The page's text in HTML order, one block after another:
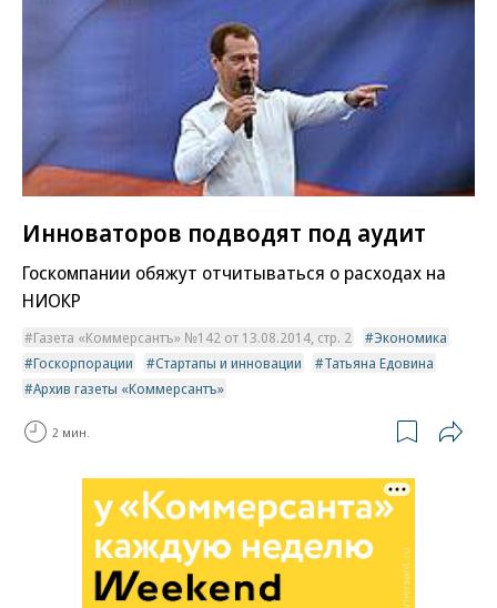
Инноваторов подводят под аудит
Госкомпании обяжут отчитываться о расходах на
НИОКР
Газета «Коммерсантъ» №142 от 13.08.2014, стр. 2
Экономика
Госкорпорации
Стартапы и инновации
Татьяна Едовина
Архив газеты «Коммерсантъ»
2 мин.